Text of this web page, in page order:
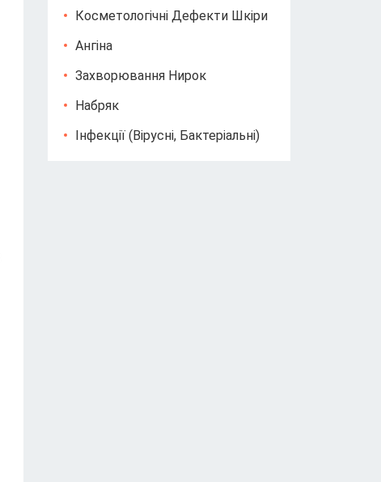
Косметологічні Дефекти Шкіри
Ангіна
Захворювання Нирок
Набряк
Інфекції (вірусні, Бактеріальні)